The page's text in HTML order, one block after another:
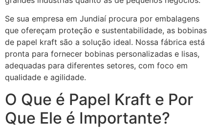
Se sua empresa em Jundiaí procura por embalagens
que ofereçam proteção e sustentabilidade, as bobinas
de papel kraft são a solução ideal. Nossa fábrica está
pronta para fornecer bobinas personalizadas e lisas,
adequadas para diferentes setores, com foco em
qualidade e agilidade.
O Que é Papel Kraft e Por
Que Ele é Importante?